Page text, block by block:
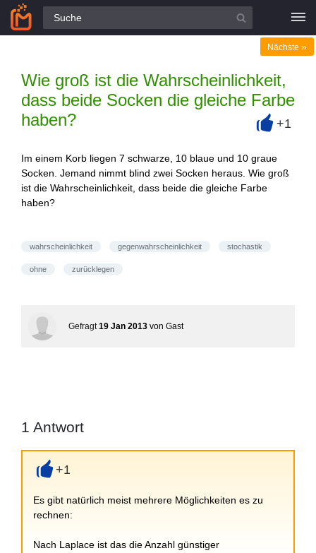
Alle Fragen
Wie groß ist die Wahrscheinlichkeit,
dass beide Socken die gleiche Farbe
haben?
Nächste »
+1
Im einem Korb liegen 7 schwarze, 10 blaue und 10 graue
Socken. Jemand nimmt blind zwei Socken heraus. Wie groß
ist die Wahrscheinlichkeit, dass beide die gleiche Farbe
haben?
wahrscheinlichkeit gegenwahrscheinlichkeit stochastik
ohne zurücklegen
Gefragt 19 Jan 2013 von Gast
1 Antwort
+1
Es gibt natürlich meist mehrere Möglichkeiten es zu
rechnen:
Nach Laplace ist das die Anzahl günstiger